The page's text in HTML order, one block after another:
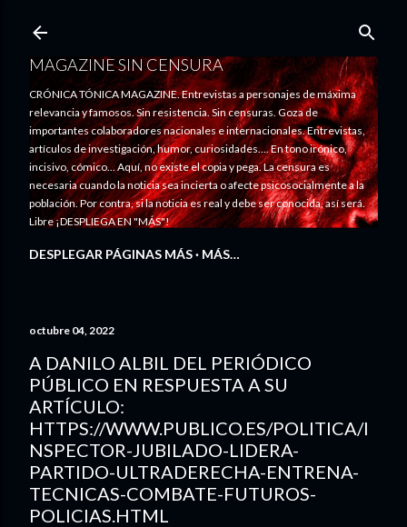
MAGAZINE SIN CENSURA
CRÓNICA TÓNICA MAGAZINE. Entrevistas a personajes de máxima
relevancia y famosos. Sin resistencia. Sin censuras. Goza de
importantes colaboradores nacionales e internacionales. Entrevistas,
artículos de investigación, humor, curiosidades.... En tono irónico,
incisivo, cómico... Aquí, no existe el copia y pega. La censura es
necesaria cuando la noticia sea incierta o afecte psicosocialmente a la
población. Por contra, si la noticia es real y debe ser conocida, así será.
Libre ¡DESPLIEGA EN "MÁS"!
DESPLEGAR PÁGINAS MÁS MÁS…
octubre 04, 2022
A DANILO ALBIL DEL PERIÓDICO
PÚBLICO EN RESPUESTA A SU
ARTÍCULO:
HTTPS://WWW.PUBLICO.ES/POLITICA/I
NSPECTOR-JUBILADO-LIDERA-
PARTIDO-ULTRADERECHA-ENTRENA-
TECNICAS-COMBATE-FUTUROS-
POLICIAS.HTML